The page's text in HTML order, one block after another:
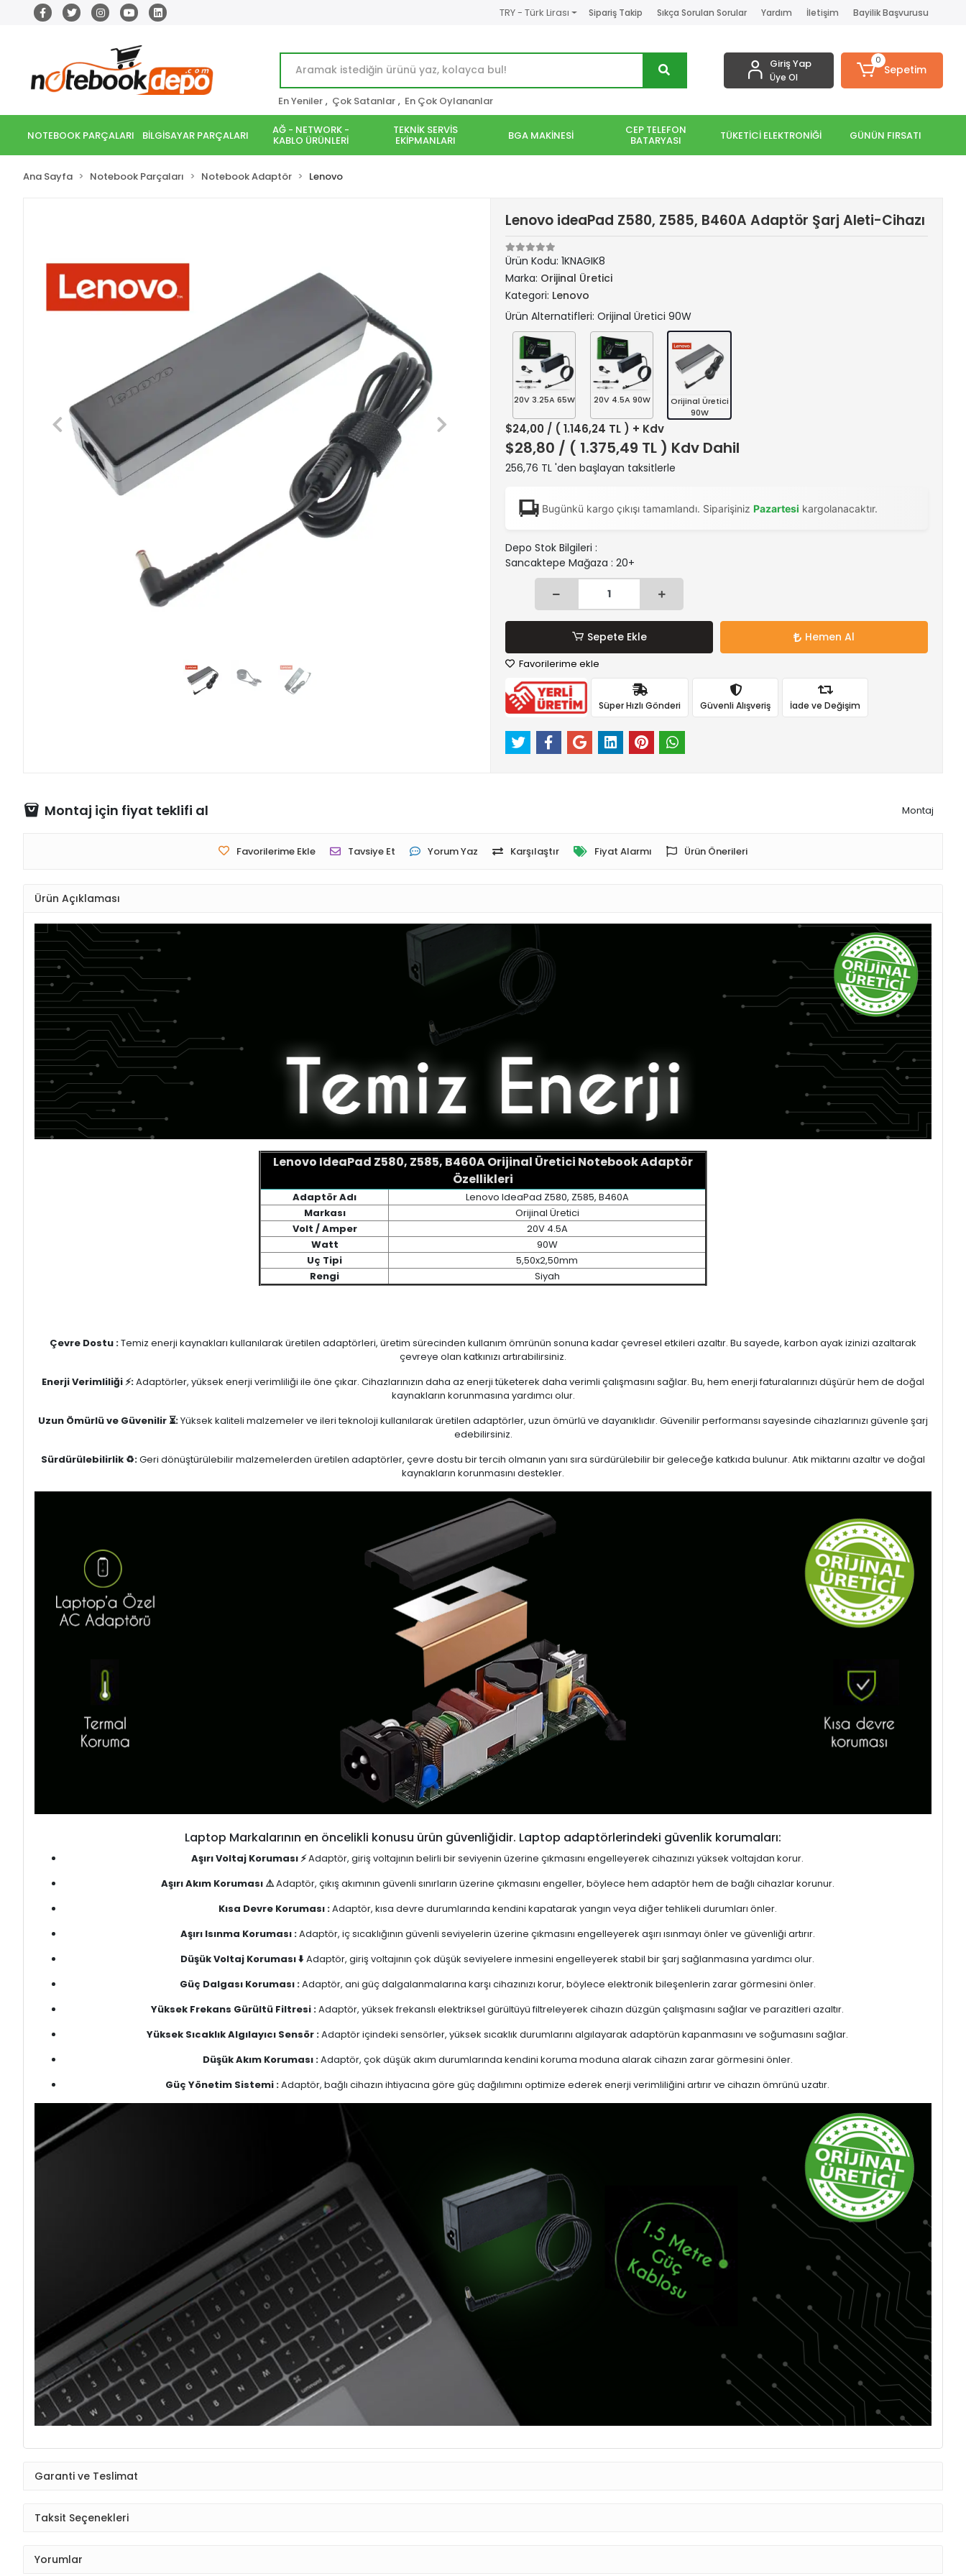
TRY - Türk Lirası Sipariş Takip Sıkça Sorulan Sorular Yardım İletişim Bayilik Başvurusu
En Yeniler , Çok Satanlar , En Çok Oylananlar
Giriş Yap
Üye Ol
0
Sepetim
NOTEBOOK PARÇALARI BİLGİSAYAR PARÇALARI AĞ - NETWORK -
KABLO ÜRÜNLERİ
TEKNİK SERVİS
EKİPMANLARI BGA MAKİNESİ CEP TELEFON
BATARYASI TÜKETİCİ ELEKTRONİĞİ GÜNÜN FIRSATI
Ana Sayfa Notebook Parçaları Notebook Adaptör Lenovo
Lenovo ideaPad Z580, Z585, B460A Adaptör Şarj Aleti-Cihazı
Ürün Kodu: 1KNAGIK8
Marka: Orijinal Üretici
Kategori: Lenovo
Ürün Alternatifleri: Orijinal Üretici 90W
20V 3.25A 65W 20V 4.5A 90W
Orijinal Üretici
90W
$24,00 / ( 1.146,24 TL ) + Kdv
$28,80 / ( 1.375,49 TL ) Kdv Dahil
256,76 TL 'den başlayan taksitlerle
Bugünkü kargo çıkışı tamamlandı. Siparişiniz Pazartesi kargolanacaktır.
Depo Stok Bilgileri :
Sancaktepe Mağaza : 20+
Sepete Ekle Hemen Al
Favorilerime ekle
Süper Hızlı Gönderi Güvenli Alışveriş İade ve Değişim
Montaj için fiyat teklifi al Montaj
Favorilerime Ekle Tavsiye Et Yorum Yaz Karşılaştır Fiyat Alarmı Ürün Önerileri
Ürün Açıklaması
Lenovo IdeaPad Z580, Z585, B460A Orijinal Üretici Notebook Adaptör
Özellikleri
Adaptör Adı
Lenovo IdeaPad Z580, Z585, B460A
Markası
Orijinal Üretici
Volt / Amper
20V 4.5A
Watt
90W
Uç Tipi
5,50x2,50mm
Rengi
Siyah
Çevre Dostu :Temiz enerji kaynakları kullanılarak üretilen adaptörleri, üretim sürecinden kullanım ömrünün sonuna kadar çevresel etkileri azaltır. Bu sayede, karbon ayak izinizi azaltarak
çevreye olan katkınızı artırabilirsiniz.
Enerji Verimliliği ⚡:Adaptörler, yüksek enerji verimliliği ile öne çıkar. Cihazlarınızın daha az enerji tüketerek daha verimli çalışmasını sağlar. Bu, hem enerji faturalarınızı düşürür hem de doğal
kaynakların korunmasına yardımcı olur.
Uzun Ömürlü ve Güvenilir ⏳:Yüksek kaliteli malzemeler ve ileri teknoloji kullanılarak üretilen adaptörler, uzun ömürlü ve dayanıklıdır. Güvenilir performansı sayesinde cihazlarınızı güvenle şarj
edebilirsiniz.
Sürdürülebilirlik ♻️:Geri dönüştürülebilir malzemelerden üretilen adaptörler, çevre dostu bir tercih olmanın yanı sıra sürdürülebilir bir geleceğe katkıda bulunur. Atık miktarını azaltır ve doğal
kaynakların korunmasını destekler.
Laptop Markalarının en öncelikli konusu ürün güvenliğidir. Laptop adaptörlerindeki güvenlik korumaları:
Aşırı Voltaj Koruması ⚡Adaptör, giriş voltajının belirli bir seviyenin üzerine çıkmasını engelleyerek cihazınızı yüksek voltajdan korur.
Aşırı Akım Koruması ⚠️Adaptör, çıkış akımının güvenli sınırların üzerine çıkmasını engeller, böylece hem adaptör hem de bağlı cihazlar korunur.
Kısa Devre Koruması :Adaptör, kısa devre durumlarında kendini kapatarak yangın veya diğer tehlikeli durumları önler.
Aşırı Isınma Koruması :Adaptör, iç sıcaklığının güvenli seviyelerin üzerine çıkmasını engelleyerek aşırı ısınmayı önler ve güvenliği artırır.
Düşük Voltaj Koruması ⬇️Adaptör, giriş voltajının çok düşük seviyelere inmesini engelleyerek stabil bir şarj sağlanmasına yardımcı olur.
Güç Dalgası Koruması :Adaptör, ani güç dalgalanmalarına karşı cihazınızı korur, böylece elektronik bileşenlerin zarar görmesini önler.
Yüksek Frekans Gürültü Filtresi :Adaptör, yüksek frekanslı elektriksel gürültüyü filtreleyerek cihazın düzgün çalışmasını sağlar ve parazitleri azaltır.
Yüksek Sıcaklık Algılayıcı Sensör :Adaptör içindeki sensörler, yüksek sıcaklık durumlarını algılayarak adaptörün kapanmasını ve soğumasını sağlar.
Düşük Akım Koruması :Adaptör, çok düşük akım durumlarında kendini koruma moduna alarak cihazın zarar görmesini önler.
Güç Yönetim Sistemi :Adaptör, bağlı cihazın ihtiyacına göre güç dağılımını optimize ederek enerji verimliliğini artırır ve cihazın ömrünü uzatır.
Garanti ve Teslimat
Taksit Seçenekleri
Yorumlar